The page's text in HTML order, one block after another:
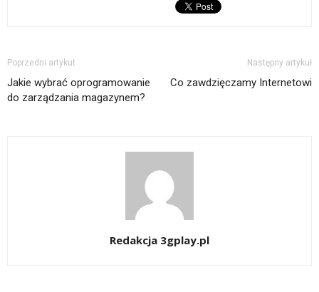
Poprzedni artykuł
Jakie wybrać oprogramowanie
do zarządzania magazynem?
Następny artykuł
Co zawdzięczamy Internetowi
Redakcja 3gplay.pl